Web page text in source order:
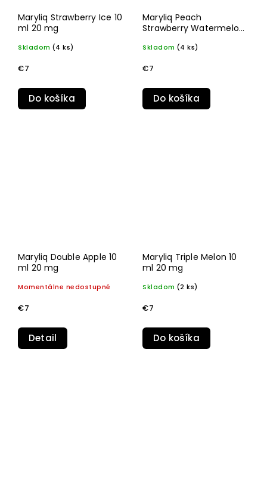
Maryliq Strawberry Ice 10
ml 20 mg
Skladom (4 ks)
€7
Do košíka
Maryliq Peach
Strawberry Watermelon
Skladom (4 ks)
€7
Do košíka
Maryliq Double Apple 10
ml 20 mg
Momentálne nedostupné
€7
Detail
Maryliq Triple Melon 10
ml 20 mg
Skladom (2 ks)
€7
Do košíka